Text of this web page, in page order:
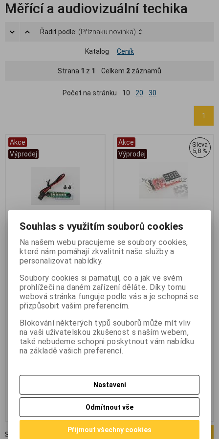
Měřící a audiovizuální techika
Řadit podle: (Příznaku novinka)
Katalog Ceník
Strana 1 z 1 Celkem 2 záznamů
Počet na stránku 10 20 30
1
Akce
Výprodej
JR065/5 indikát.10LED Rx 5
článek (F815-7)
Výrobce:Pelikán
Záruka (měsíců):24
Termín dodání (dny):skladem
Skladem:2 ks
Hmotnost:0,05 kg
JR065/5 indikát.10LED Rx 5
článek (F815-7) Pelikán indikátor
5.čl.aku 10 LED. Miniaturní
indikátor napětí se sloupcem 10
LED s expandovanou stupnicí
325,80 Kč(13,805 EUR)
(Vaše cena
bez DPH:)
Přidat do košíku
Akce
Výprodej
Sleva
5,8 %
Battery Master Light
indikátor 6s Li-Po
Záruka (měsíců):24
Termín dodání (dny):skladem
Skladem:2 ks
Hmotnost:
Battery Master Light indikátor 6s
Li-Po. Miniaturní digitální měřič
celkového napětí a napětí na
jednotlivých článcích Li-poly sad
129 Kč
DPH:)
Strana Celkem 2záznamů
Souhlas s využitím souborů cookies
Na našem webu pracujeme se soubory cookies,
které nám pomáhají zkvalitnit naše služby a
personalizovat nabídky.
Soubory cookies si pamatují, co a jak ve svém
prohlížeči na daném zařízení děláte. Díky tomu
webová stránka funguje podle vás a je schopná se
přizpůsobit vašim preferencím.
Blokování některých typů souborů může mít vliv
na vaši uživatelskou zkušenost s naším webem,
také nebudeme schopni poskytnout vám nabídku
na základě vašich preferencí.
Nastavení
Odmítnout vše
Přijmout všechny cookies